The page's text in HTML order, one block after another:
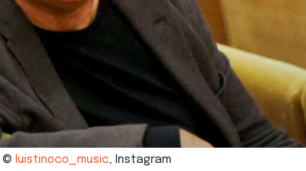
© luistinoco_music, Instagram